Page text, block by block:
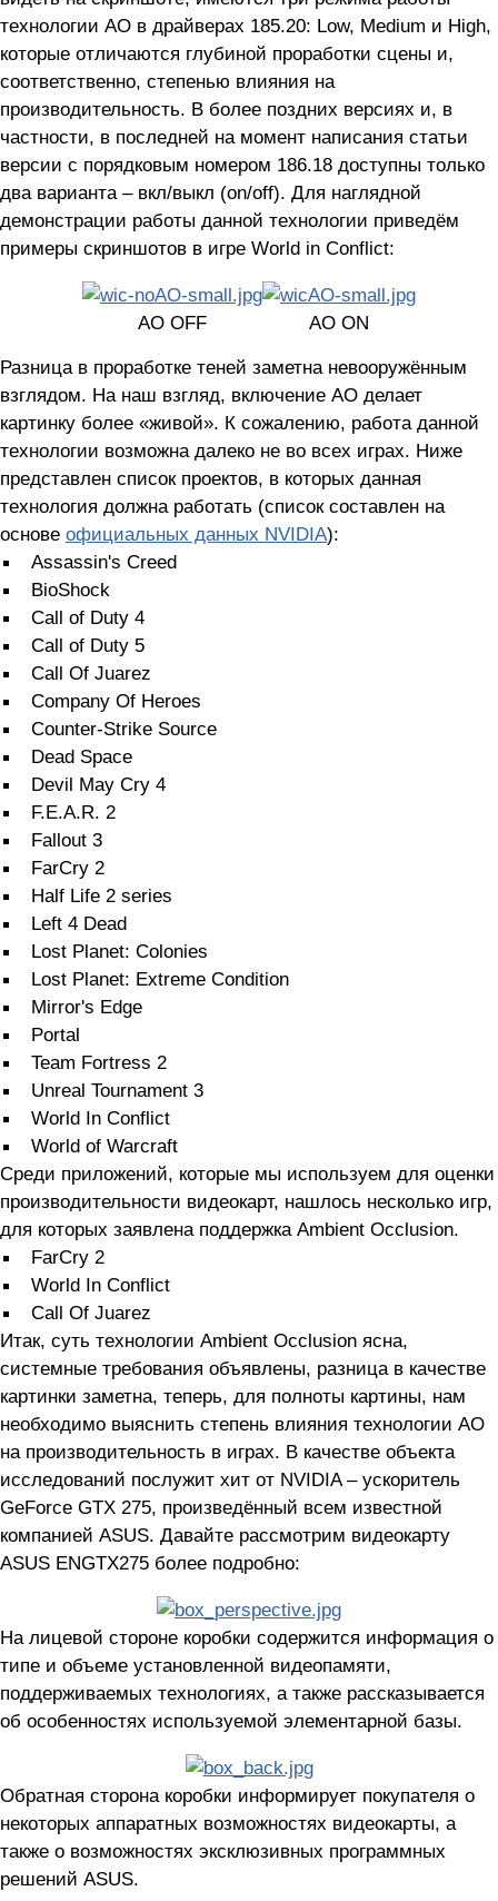
технологии AO в драйверах 185.20: Low, Medium и High,
которые отличаются глубиной проработки сцены и,
соответственно, степенью влияния на
производительность. В более поздних версиях и, в
частности, в последней на момент написания статьи
версии с порядковым номером 186.18 доступны только
два варианта – вкл/выкл (on/off). Для наглядной
демонстрации работы данной технологии приведём
примеры скриншотов в игре World in Conflict:
AO OFF
AO ON
Разница в проработке теней заметна невооружённым
взглядом. На наш взгляд, включение AO делает
картинку более «живой». К сожалению, работа данной
технологии возможна далеко не во всех играх. Ниже
представлен список проектов, в которых данная
технология должна работать (список составлен на
основе официальных данных NVIDIA):
Assassin's Creed
BioShock
Call of Duty 4
Call of Duty 5
Call Of Juarez
Company Of Heroes
Counter-Strike Source
Dead Space
Devil May Cry 4
F.E.A.R. 2
Fallout 3
FarCry 2
Half Life 2 series
Left 4 Dead
Lost Planet: Colonies
Lost Planet: Extreme Condition
Mirror's Edge
Portal
Team Fortress 2
Unreal Tournament 3
World In Conflict
World of Warcraft
Среди приложений, которые мы используем для оценки
производительности видеокарт, нашлось несколько игр,
для которых заявлена поддержка Ambient Occlusion.
FarCry 2
World In Conflict
Call Of Juarez
Итак, суть технологии Ambient Occlusion ясна,
системные требования объявлены, разница в качестве
картинки заметна, теперь, для полноты картины, нам
необходимо выяснить степень влияния технологии AO
на производительность в играх. В качестве объекта
исследований послужит хит от NVIDIA – ускоритель
GeForce GTX 275, произведённый всем известной
компанией ASUS. Давайте рассмотрим видеокарту
ASUS ENGTX275 более подробно:
На лицевой стороне коробки содержится информация о
типе и объеме установленной видеопамяти,
поддерживаемых технологиях, а также рассказывается
об особенностях используемой элементарной базы.
Обратная сторона коробки информирует покупателя о
некоторых аппаратных возможностях видеокарты, а
также о возможностях эксклюзивных программных
решений ASUS.